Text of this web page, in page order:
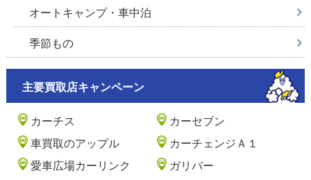
オートキャンプ・車中泊
季節もの
主要買取店キャンペーン
カーチス
カーセブン
車買取のアップル
カーチェンジＡ１
愛車広場カーリンク
ガリバー